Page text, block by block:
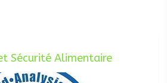
Sécurité Alimentaire